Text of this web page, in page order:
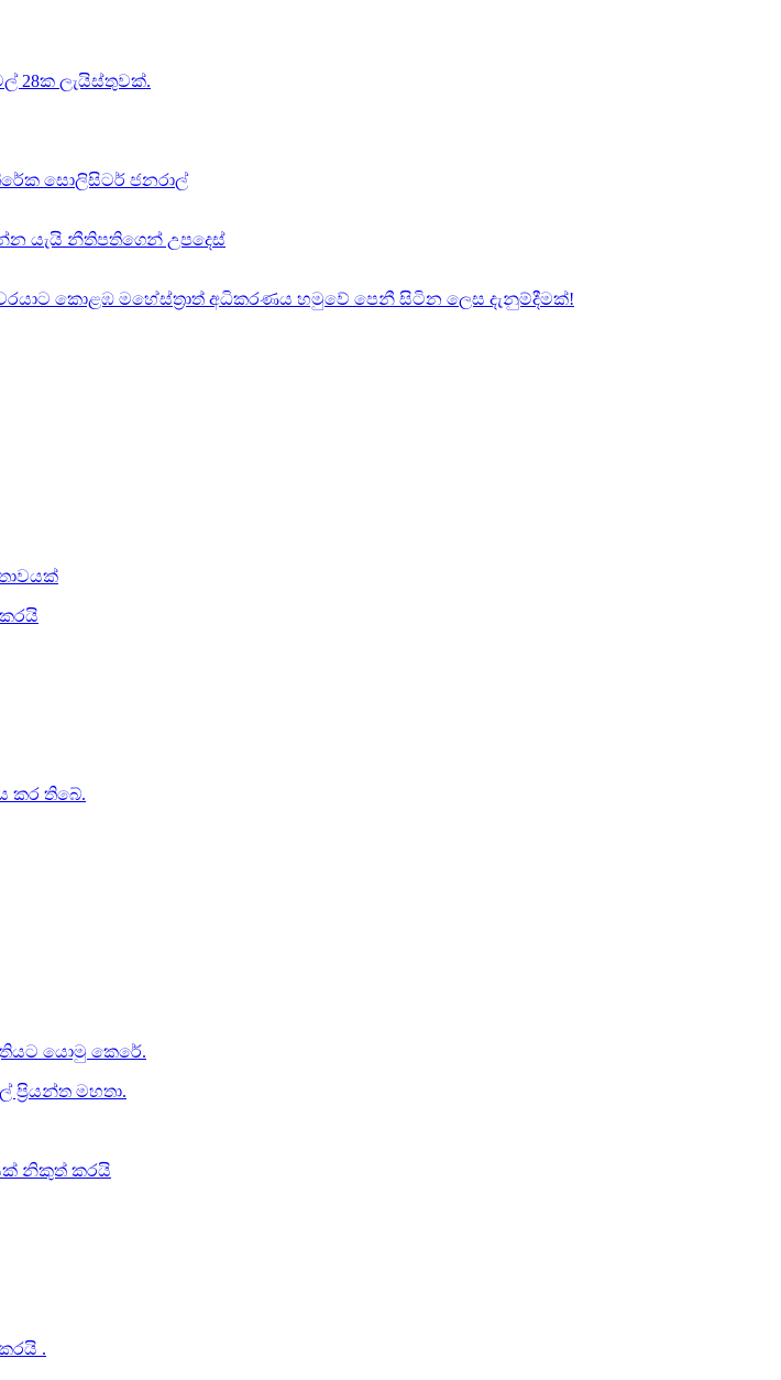
28ක ලැයිස්තුවක්.
සොලිසිටර් ජනරාල්
යැයි නීතිපතිගෙන් උපදෙස්
කොළඹ මහේස්ත්‍රාත් අධිකරණය හමුවේ පෙනී සිටින ලෙස දැනුම්දීමක්!
කර තිබේ.
යොමු කෙරේ.
ප්‍රියන්ත මහතා.
නිකුත් කරයි
.